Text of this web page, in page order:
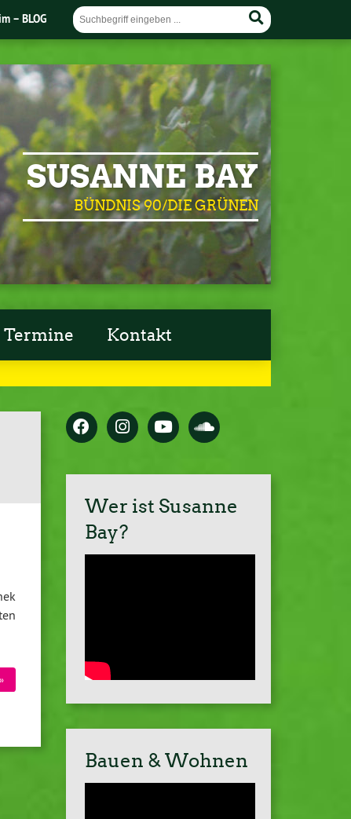
– BLOG
SUSANNE BAY
BÜNDNIS 90/DIE GRÜNEN
Termine Kontakt
Wer ist Susanne
Bay?
Bauen & Wohnen